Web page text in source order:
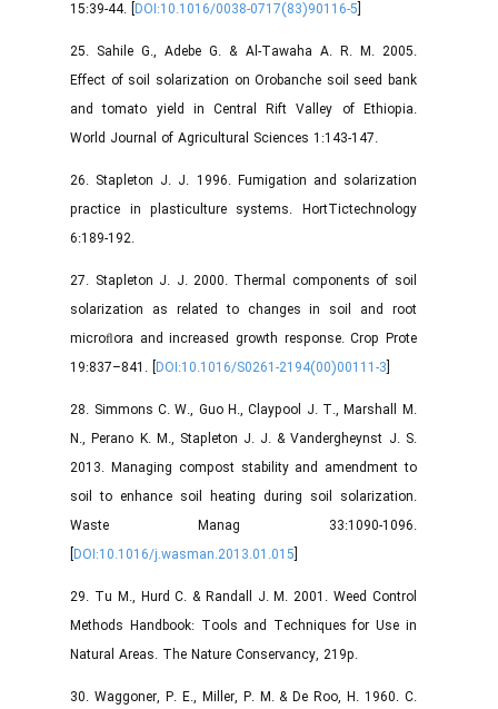
15:39-44. [DOI:10.1016/0038-0717(83)90116-5
25. Sahile G., Adebe G. & Al-Tawaha A. R. M. 2005.
Effect of soil solarization on Orobanche soil seed bank
and tomato yield in Central Rift Valley of Ethiopia.
World Journal of Agricultural Sciences 1:143-147.
26. Stapleton J. J. 1996. Fumigation and solarization
practice in plasticulture systems. HortTictechnology
6:189-192.
27. Stapleton J. J. 2000. Thermal components of soil
solarization as related to changes in soil and root
microﬂora and increased growth response. Crop Prote
19:837–841. [DOI:10.1016/S0261-2194(00)00111-3
28. Simmons C. W., Guo H., Claypool J. T., Marshall M.
N., Perano K. M., Stapleton J. J. & Vandergheynst J. S.
2013. Managing compost stability and amendment to
soil to enhance soil heating during soil solarization.
Waste Manag 33:1090-1096.
[DOI:10.1016/j.wasman.2013.01.015
29. Tu M., Hurd C. & Randall J. M. 2001. Weed Control
Methods Handbook: Tools and Techniques for Use in
Natural Areas. The Nature Conservancy, 219p.
30. Waggoner, P. E., Miller, P. M. & De Roo, H. 1960. C.